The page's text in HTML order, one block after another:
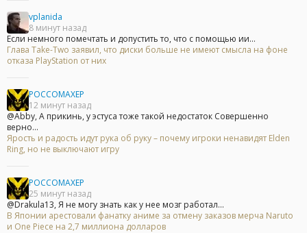
vplanida
8 минут назад
Если немного помечтать и допустить то, что с помощью ии...
Глава Take-Two заявил, что диски больше не имеют смысла на фоне
отказа PlayStation от них
POCCOMAXEP
12 минут назад
@Abby, А прикинь, у эстуса тоже такой недостаток Совершенно
верно...
Ярость и радость идут рука об руку – почему игроки ненавидят Elden
Ring, но не выключают игру
POCCOMAXEP
25 минут назад
@Drakula13, Я не могу знать как у нее мозг работал...
В Японии арестовали фанатку аниме за отмену заказов мерча Naruto
и One Piece на 2,7 миллиона долларов